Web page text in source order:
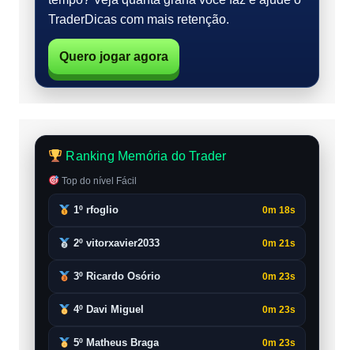
TraderDicas com mais retenção.
Quero jogar agora
Ranking Memória do Trader
Top do nível Fácil
1º rfoglio 0m 18s
2º vitorxavier2033 0m 21s
3º Ricardo Osório 0m 23s
4º Davi Miguel 0m 23s
5º Matheus Braga 0m 23s